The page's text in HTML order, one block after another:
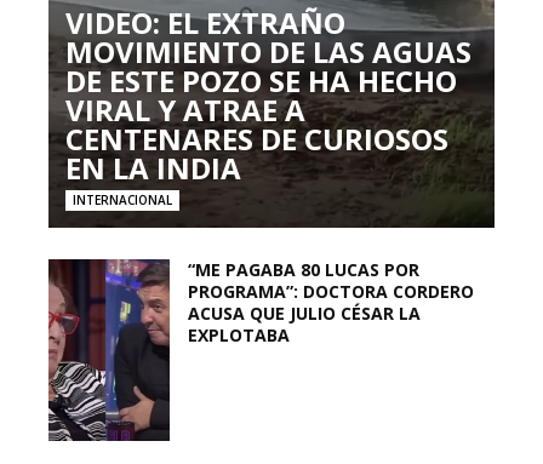
VIDEO: EL EXTRAÑO
MOVIMIENTO DE LAS AGUAS
DE ESTE POZO SE HA HECHO
VIRAL Y ATRAE A
CENTENARES DE CURIOSOS
EN LA INDIA
INTERNACIONAL
“ME PAGABA 80 LUCAS POR
PROGRAMA”: DOCTORA CORDERO
ACUSA QUE JULIO CÉSAR LA
EXPLOTABA